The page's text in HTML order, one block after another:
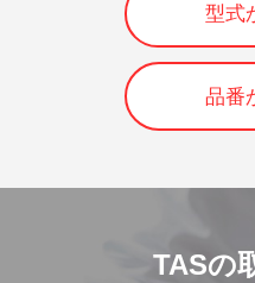
型式
品番
TASの